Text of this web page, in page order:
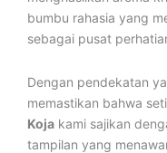
bumbu rahasia yang
sebagai pusat
Dengan pendekatan
memastikan bahwa
Koja kami sajikan
tampilan yang